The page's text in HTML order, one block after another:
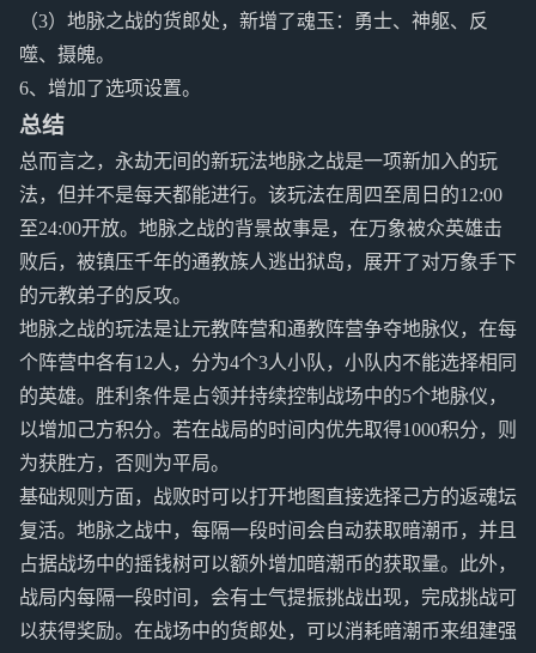
（3）地脉之战的货郎处，新增了魂玉：勇士、神躯、反
噬、摄魄。
6、增加了选项设置。
总结
总而言之，永劫无间的新玩法地脉之战是一项新加入的玩
法，但并不是每天都能进行。该玩法在周四至周日的12:00
至24:00开放。地脉之战的背景故事是，在万象被众英雄击
败后，被镇压千年的通教族人逃出狱岛，展开了对万象手下
的元教弟子的反攻。
地脉之战的玩法是让元教阵营和通教阵营争夺地脉仪，在每
个阵营中各有12人，分为4个3人小队，小队内不能选择相同
的英雄。胜利条件是占领并持续控制战场中的5个地脉仪，
以增加己方积分。若在战局的时间内优先取得1000积分，则
为获胜方，否则为平局。
基础规则方面，战败时可以打开地图直接选择己方的返魂坛
复活。地脉之战中，每隔一段时间会自动获取暗潮币，并且
占据战场中的摇钱树可以额外增加暗潮币的获取量。此外，
战局内每隔一段时间，会有士气提振挑战出现，完成挑战可
以获得奖励。在战场中的货郎处，可以消耗暗潮币来组建强